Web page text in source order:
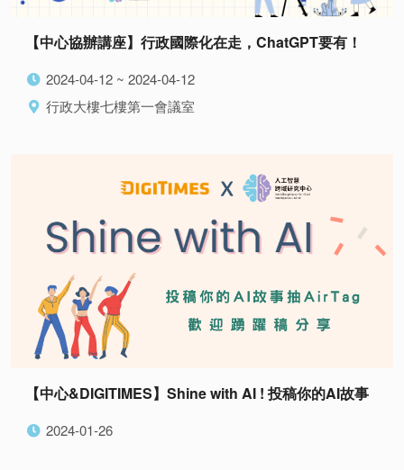
【中心協辦講座】行政國際化在走，ChatGPT要有！
2024-04-12 ~ 2024-04-12
行政大樓七樓第一會議室
【中心&DIGITIMES】Shine with AI ! 投稿你的AI故事
2024-01-26